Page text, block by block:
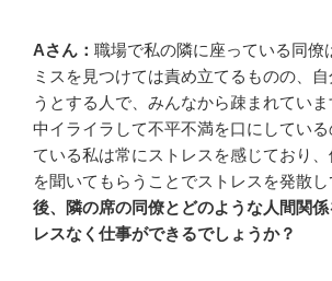
Aさん： 職場で私の隣に座っている同僚
ミスを見つけては責め立てるものの、
うとする人で、みんなから疎まれてい
中イライラして不平不満を口にしてい
ている私は常にストレスを感じており
を聞いてもらうことでストレスを発散し
後、隣の席の同僚とどのような人間関係
レスなく仕事ができるでしょうか？